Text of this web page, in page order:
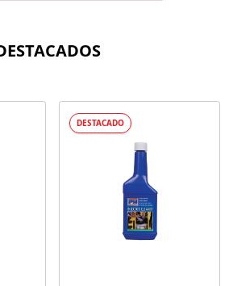
DESTACADO